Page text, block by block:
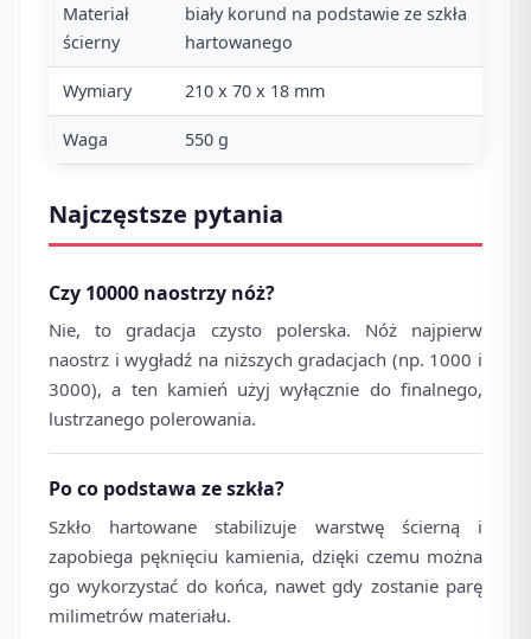
Materiał
ścierny
biały korund na podstawie ze szkła
hartowanego
Wymiary 210 x 70 x 18 mm
Waga 550 g
Najczęstsze pytania
Czy 10000 naostrzy nóż?
Nie, to gradacja czysto polerska. Nóż najpierw
naostrz i wygładź na niższych gradacjach (np. 1000 i
3000), a ten kamień użyj wyłącznie do finalnego,
lustrzanego polerowania.
Po co podstawa ze szkła?
Szkło hartowane stabilizuje warstwę ścierną i
zapobiega pęknięciu kamienia, dzięki czemu można
go wykorzystać do końca, nawet gdy zostanie parę
milimetrów materiału.